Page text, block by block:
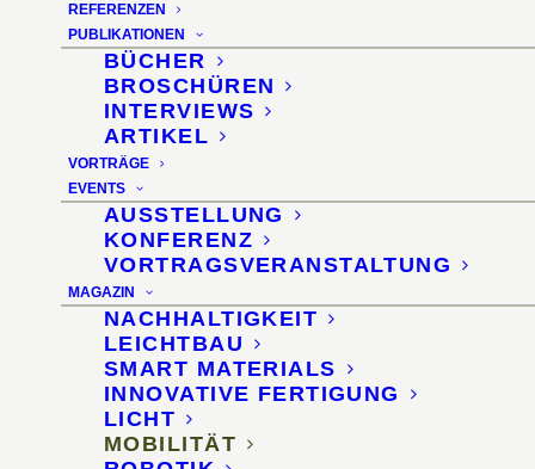
REFERENZEN
PUBLIKATIONEN
BÜCHER
BROSCHÜREN
INTERVIEWS
ARTIKEL
VORTRÄGE
EVENTS
AUSSTELLUNG
KONFERENZ
VORTRAGSVERANSTALTUNG
MAGAZIN
NACHHALTIGKEIT
LEICHTBAU
SMART MATERIALS
INNOVATIVE FERTIGUNG
LICHT
MOBILITÄT
Verringerter
Reifenabrieb dank neuer
Sensortechnik
KI-Auswertung sorgt für
weniger Mikroplastik
24. Mai 2026